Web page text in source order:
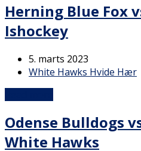
Herning Blue Fox
Ishockey
5. marts 2023
White Hawks Hvide Hær
Odense Bulldogs
White Hawks